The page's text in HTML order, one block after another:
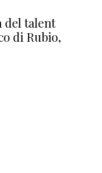
del talent
di Rubio,